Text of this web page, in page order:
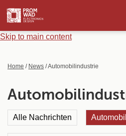
Skip to main content
Home / News / Automobilindustrie
Alle Nachrichten